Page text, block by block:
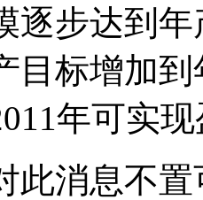
逐步达到
目标增加
年可实
此消息不